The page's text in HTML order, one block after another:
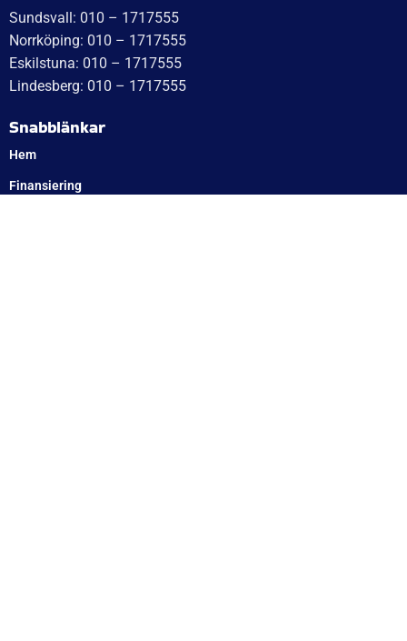
Sundsvall: 010 – 1717555
Norrköping: 010 – 1717555
Eskilstuna: 010 – 1717555
Lindesberg: 010 – 1717555
Snabblänkar
Hem
Finansiering